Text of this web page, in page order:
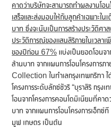
คาดว่าบริษัทจะสามารถทำผลงานโอ
เสร็จและส่งมอบให้กับลูกค้าเฉพาะใ
บาท ซึ่งจะนับเป็นการสร้างประวัติศ
ประวัติการณ์ของแสนสิริภายในเวลา
ของปีก่อน 67% แบ่งเป็นยอดโอนจ
ล้านบาท จากแผนการโอนโครงกา
Collection ในทำเลกรุงเทพกรีฑา ไ
โครงการระดับลักซ์ชัวรี “บุราสิริ กรุ
โอนจากโครงการคอนโดมิเนียมที่คา
บาท จากแผนการโอนโครงการเอ็กซ์
มูฟ เกษตร เป็นต้น